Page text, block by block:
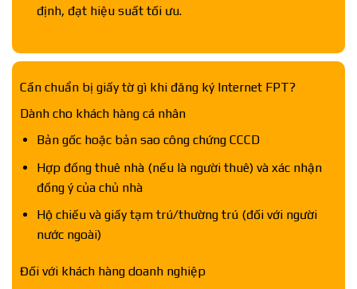
định, đạt hiệu suất tối ưu.
Cần chuẩn bị giấy tờ gì khi đăng ký Internet FPT?
Dành cho khách hàng cá nhân
Bản gốc hoặc bản sao công chứng CCCD
Hợp đồng thuê nhà (nếu là người thuê) và xác nhận
đồng ý của chủ nhà
Hộ chiếu và giấy tạm trú/thường trú (đối với người
nước ngoài)
Đối với khách hàng doanh nghiệp